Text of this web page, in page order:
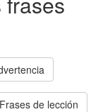
Frases de lección